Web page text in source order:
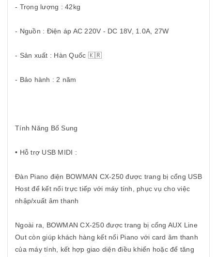
- Trọng lượng : 42kg
- Nguồn : Điện áp AC 220V - DC 18V, 1.0A, 27W
- Sản xuất : Hàn Quốc 🇰🇷
- Bảo hành : 2 năm
Tính Năng Bổ Sung
• Hỗ trợ USB MIDI :
Đàn Piano điện BOWMAN CX-250 được trang bị cổng USB
Host để kết nối trực tiếp với máy tính, phục vụ cho việc
nhập/xuất âm thanh
Ngoài ra, BOWMAN CX-250 được trang bị cổng AUX Line
Out còn giúp khách hàng kết nối Piano với card âm thanh
của máy tính, kết hợp giao diện điều khiển hoặc để tăng